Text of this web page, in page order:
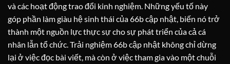
và các hoạt động trao đổi kinh nghiệm. Những yếu tố này
góp phần làm giàu hệ sinh thái của 66b cập nhật, biến nó trở
thành một nguồn lực thực sự cho sự phát triển của cả cá
nhân lẫn tổ chức. Trải nghiệm 66b cập nhật không chỉ dừng
lại ở việc đọc bài viết, mà còn ở việc tham gia vào một chuỗi